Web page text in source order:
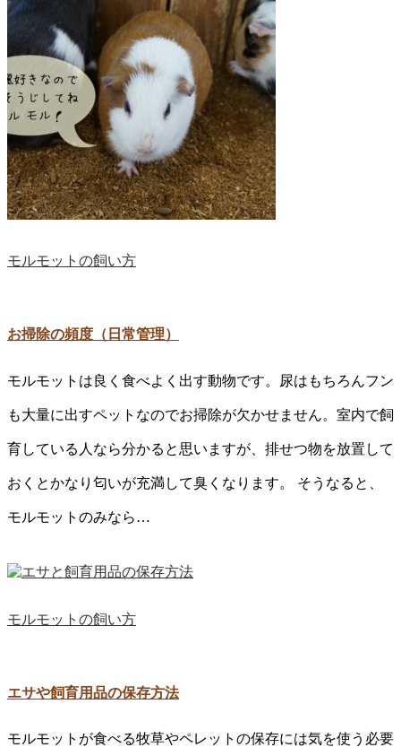
モルモットの飼い方
お掃除の頻度（日常管理）
モルモットは良く食べよく出す動物です。尿はもちろんフン
も大量に出すペットなのでお掃除が欠かせません。室内で飼
育している人なら分かると思いますが、排せつ物を放置して
おくとかなり匂いが充満して臭くなります。 そうなると、
モルモットのみなら…
モルモットの飼い方
エサや飼育用品の保存方法
モルモットが食べる牧草やペレットの保存には気を使う必要